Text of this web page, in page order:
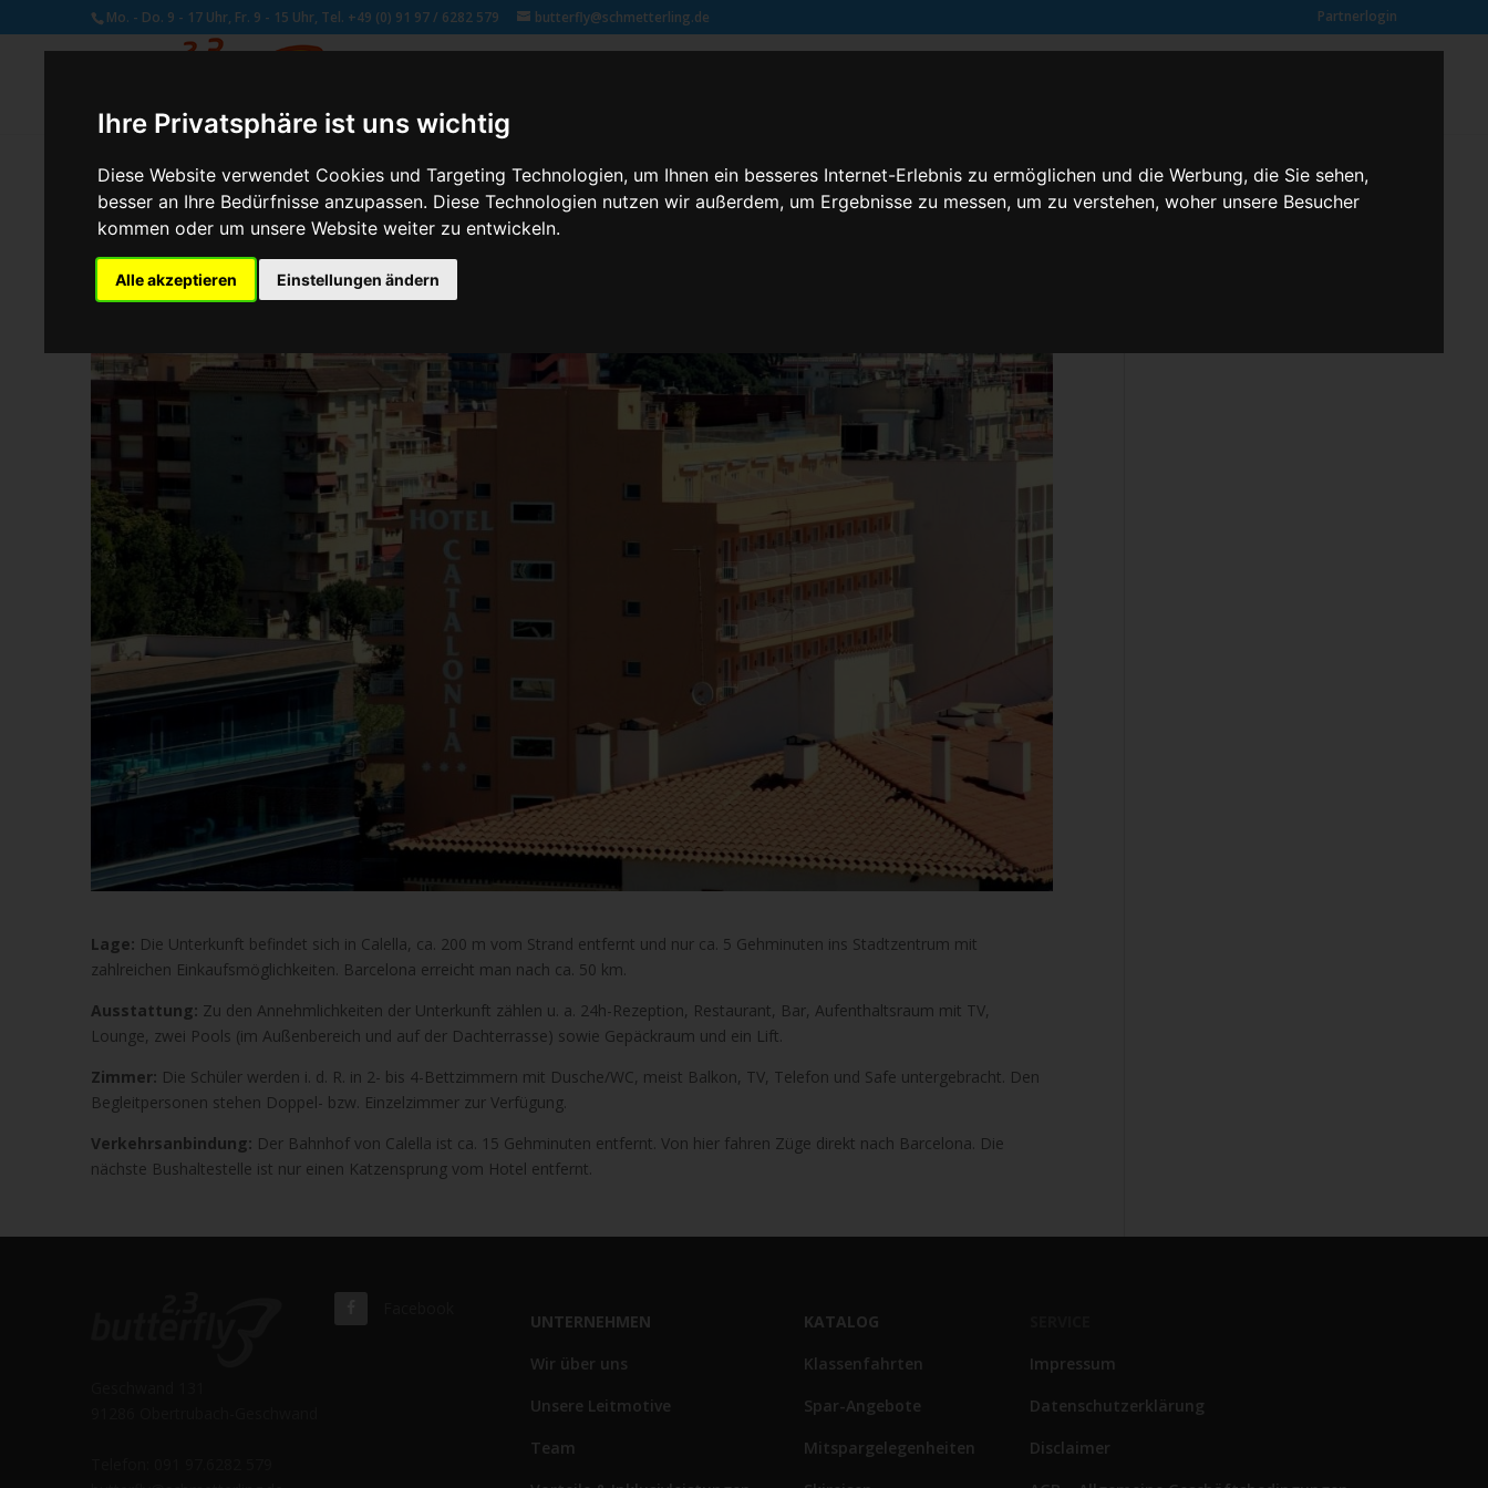
Ihre Privatsphäre ist uns wichtig
Diese Website verwendet Cookies und Targeting Technologien, um Ihnen ein besseres Internet-Erlebnis zu ermöglichen und die Werbung, die Sie sehen,
besser an Ihre Bedürfnisse anzupassen. Diese Technologien nutzen wir außerdem, um Ergebnisse zu messen, um zu verstehen, woher unsere Besucher
kommen oder um unsere Website weiter zu entwickeln.
Alle akzeptieren Einstellungen ändern
Mo. - Do. 9 - 17 Uhr, Fr. 9 - 15 Uhr, Tel. +49 (0) 91 97 / 6282 579 butterfly@schmetterling.de Partnerlogin
vonSchmetterling Administrator|Juli 27, 2017
Lage: Die Unterkunft befindet sich in Calella, ca. 200 m vom Strand entfernt und nur ca. 5 Gehminuten ins Stadtzentrum mit
zahlreichen Einkaufsmöglichkeiten. Barcelona erreicht man nach ca. 50 km.
Ausstattung: Zu den Annehmlichkeiten der Unterkunft zählen u. a. 24h-Rezeption, Restaurant, Bar, Aufenthaltsraum mit TV,
Lounge, zwei Pools (im Außenbereich und auf der Dachterrasse) sowie Gepäckraum und ein Lift.
Zimmer: Die Schüler werden i. d. R. in 2- bis 4-Bettzimmern mit Dusche/WC, meist Balkon, TV, Telefon und Safe untergebracht. Den
Begleitpersonen stehen Doppel- bzw. Einzelzimmer zur Verfügung.
Verkehrsanbindung: Der Bahnhof von Calella ist ca. 15 Gehminuten entfernt. Von hier fahren Züge direkt nach Barcelona. Die
nächste Bushaltestelle ist nur einen Katzensprung vom Hotel entfernt.
Klassenfahrten – 2,3 butterfly
UNTERNEHMEN
Wir über uns
Unsere Leitmotive
Team
KATALOG
Klassenfahrten
Spar-Angebote
Mitspargelegenheiten
Impressum
Datenschutzerklärung
Disclaimer